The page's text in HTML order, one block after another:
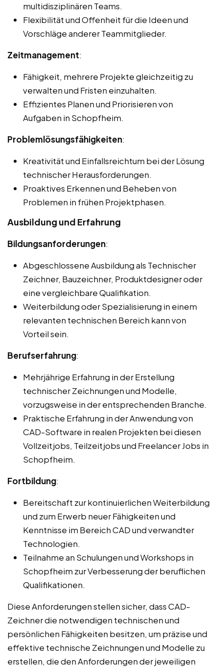
multidisziplinären Teams.
Flexibilität und Offenheit für die Ideen und
Vorschläge anderer Teammitglieder.
Zeitmanagement:
Fähigkeit, mehrere Projekte gleichzeitig zu
verwalten und Fristen einzuhalten.
Effizientes Planen und Priorisieren von
Aufgaben in Schopfheim.
Problemlösungsfähigkeiten:
Kreativität und Einfallsreichtum bei der Lösung
technischer Herausforderungen.
Proaktives Erkennen und Beheben von
Problemen in frühen Projektphasen.
Ausbildung und Erfahrung
Bildungsanforderungen:
Abgeschlossene Ausbildung als Technischer
Zeichner, Bauzeichner, Produktdesigner oder
eine vergleichbare Qualifikation.
Weiterbildung oder Spezialisierung in einem
relevanten technischen Bereich kann von
Vorteil sein.
Berufserfahrung:
Mehrjährige Erfahrung in der Erstellung
technischer Zeichnungen und Modelle,
vorzugsweise in der entsprechenden Branche.
Praktische Erfahrung in der Anwendung von
CAD-Software in realen Projekten bei diesen
Vollzeitjobs, Teilzeitjobs und Freelancer Jobs in
Schopfheim.
Fortbildung:
Bereitschaft zur kontinuierlichen Weiterbildung
und zum Erwerb neuer Fähigkeiten und
Kenntnisse im Bereich CAD und verwandter
Technologien.
Teilnahme an Schulungen und Workshops in
Schopfheim zur Verbesserung der beruflichen
Qualifikationen.
Diese Anforderungen stellen sicher, dass CAD-
Zeichner die notwendigen technischen und
persönlichen Fähigkeiten besitzen, um präzise und
effektive technische Zeichnungen und Modelle zu
erstellen, die den Anforderungen der jeweiligen